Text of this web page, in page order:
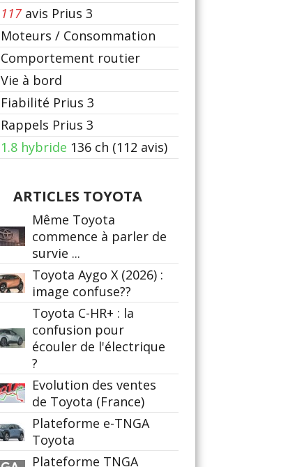
117 avis Prius 3
Moteurs / Consommation
Comportement routier
Vie à bord
Fiabilité Prius 3
Rappels Prius 3
1.8 hybride 136 ch (112 avis)
ARTICLES TOYOTA
Même Toyota
commence à parler de
survie ...
Toyota Aygo X (2026) :
image confuse??
Toyota C-HR+ : la
confusion pour
écouler de l'électrique
?
Evolution des ventes
de Toyota (France)
Plateforme e-TNGA
Toyota
Plateforme TNGA